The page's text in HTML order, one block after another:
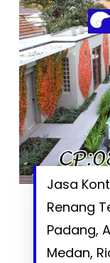
Jasa
Renang
Padang,
Medan,